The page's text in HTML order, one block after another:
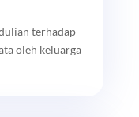
terhadap
oleh keluarga